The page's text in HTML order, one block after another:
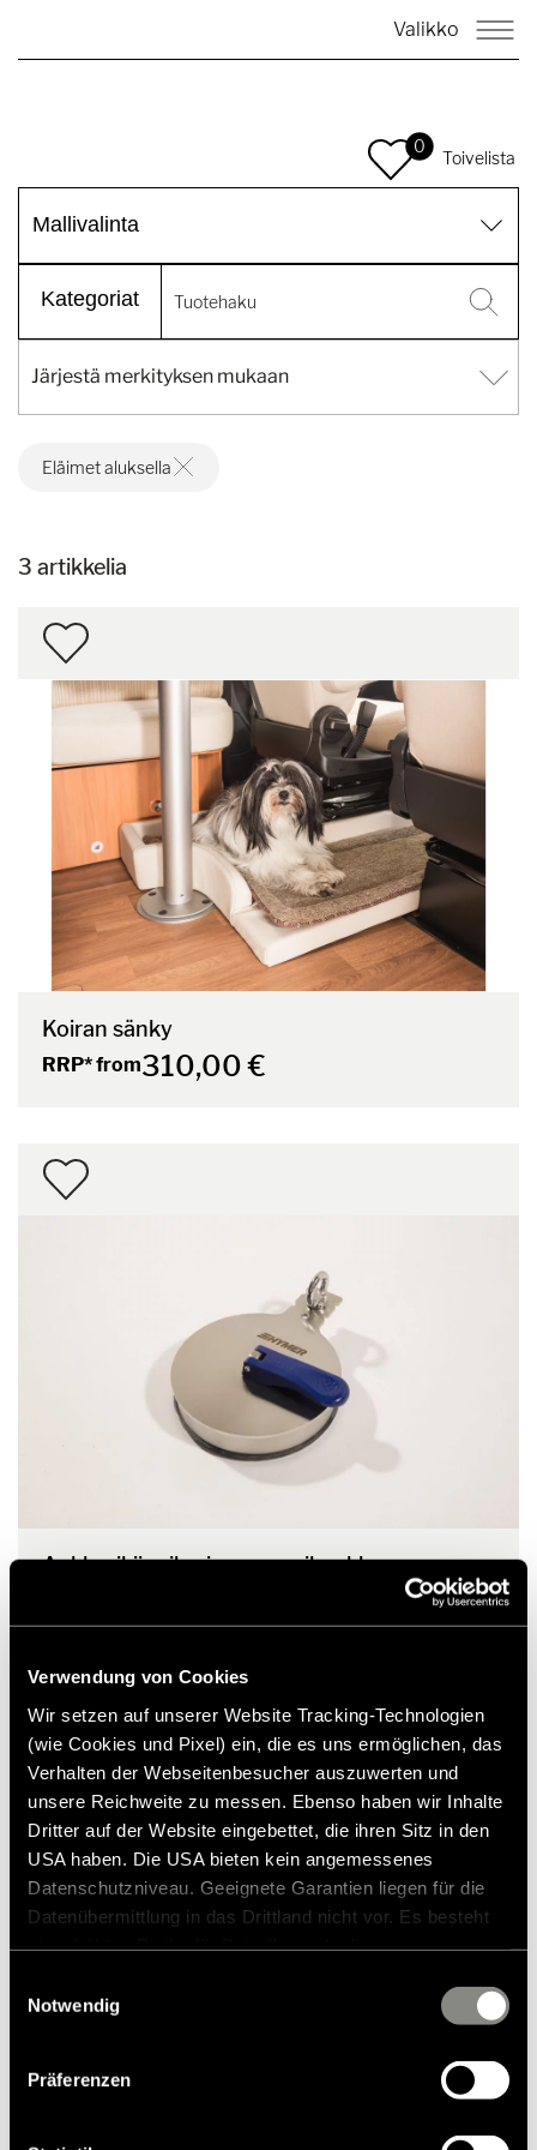
Verwendung von Cookies
Wir setzen auf unserer Website Tracking-Technologien
(wie Cookies und Pixel) ein, die es uns ermöglichen, das
Verhalten der Webseitenbesucher auszuwerten und
unsere Reichweite zu messen. Ebenso haben wir Inhalte
Dritter auf der Website eingebettet, die ihren Sitz in den
USA haben. Die USA bieten kein angemessenes
Datenschutzniveau. Geeignete Garantien liegen für die
Datenübermittlung in das Drittland nicht vor. Es besteht
zustehen. Eingesetzte Dienstleister können Daten für
zusammenführen. Weitere Informationen finden Sie in
unsererDatenschutzerklärung
. Akzeptieren Sie oder
Notwendig
Präferenzen
Valikko
Mallivalinta
Kategoriat
0
Toivelista
Eläimet aluksella
3 artikkelia
Koiran sänky
RRP* from310,00 €
Ankkurikiinnike, jossa on silmukka